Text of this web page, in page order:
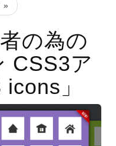
»
の為の
CSS3ア
」